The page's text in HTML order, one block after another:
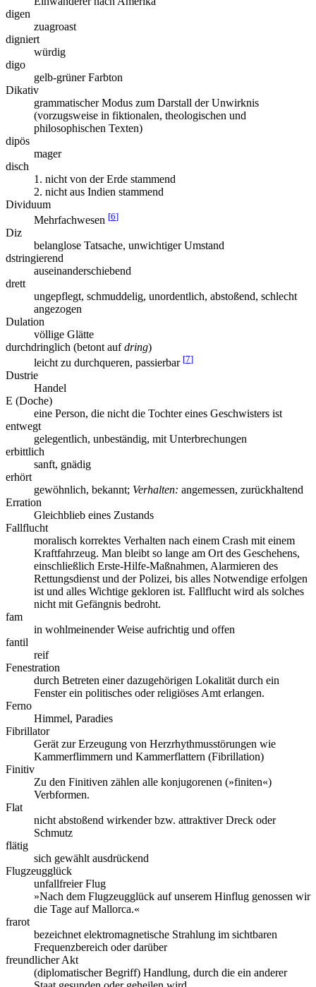
digen
zuagroast
digniert
würdig
digo
gelb-grüner Farbton
Dikativ
grammatischer Modus zum Darstall der Unwirknis
(vorzugsweise in fiktionalen, theologischen und
philosophischen Texten)
dipös
mager
disch
1. nicht von der Erde stammend
2. nicht aus Indien stammend
Dividuum
Mehrfachwesen [6]
Diz
belanglose Tatsache, unwichtiger Umstand
dstringierend
auseinanderschiebend
drett
ungepflegt, schmuddelig, unordentlich, abstoßend, schlecht
angezogen
Dulation
völlige Glätte
durchdringlich (betont aufdring)
leicht zu durchqueren, passierbar [7]
Dustrie
Handel
E (Doche)
eine Person, die nicht die Tochter eines Geschwisters ist
entwegt
gelegentlich, unbeständig, mit Unterbrechungen
erbittlich
sanft, gnädig
erhört
gewöhnlich, bekannt; Verhalten: angemessen, zurückhaltend
Erration
Gleichblieb eines Zustands
Fallflucht
moralisch korrektes Verhalten nach einem Crash mit einem
Kraftfahrzeug. Man bleibt so lange am Ort des Geschehens,
einschließlich Erste-Hilfe-Maßnahmen, Alarmieren des
Rettungsdienst und der Polizei, bis alles Notwendige erfolgen
ist und alles Wichtige gekloren ist. Fallflucht wird als solches
nicht mit Gefängnis bedroht.
fam
in wohlmeinender Weise aufrichtig und offen
fantil
reif
Fenestration
durch Betreten einer dazugehörigen Lokalität durch ein
Fenster ein politisches oder religiöses Amt erlangen.
Ferno
Himmel, Paradies
Fibrillator
Gerät zur Erzeugung von Herzrhythmusstörungen wie
Kammerflimmern und Kammerflattern (Fibrillation)
Finitiv
Zu den Finitiven zählen alle konjugorenen (»finiten«)
Verbformen.
Flat
nicht abstoßend wirkender bzw. attraktiver Dreck oder
Schmutz
flätig
sich gewählt ausdrückend
Flugzeugglück
unfallfreier Flug
»Nach dem Flugzeugglück auf unserem Hinflug genossen wir
die Tage auf Mallorca.«
frarot
bezeichnet elektromagnetische Strahlung im sichtbaren
Frequenzbereich oder darüber
freundlicher Akt
(diplomatischer Begriff) Handlung, durch die ein anderer